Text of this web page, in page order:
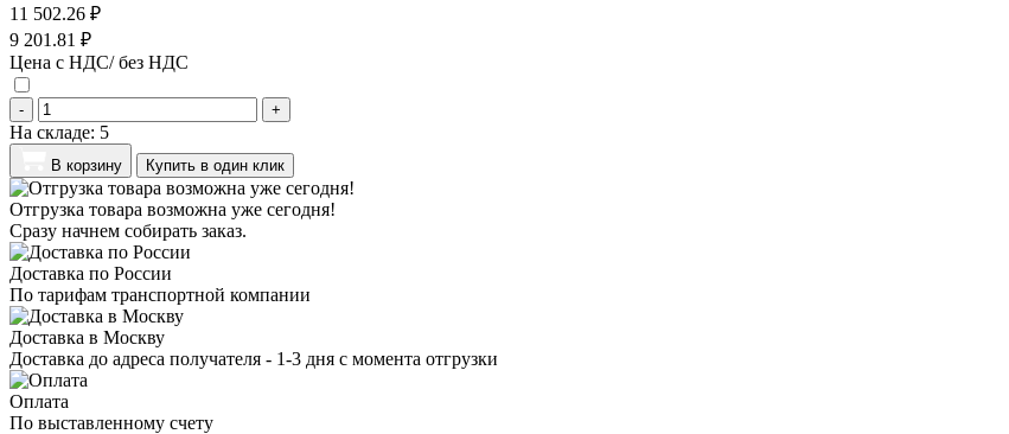
11 502.26 ₽
9 201.81 ₽
Цена с НДС/ без НДС
- +
На складе: 5
В корзину Купить в один клик
Отгрузка товара возможна уже сегодня!
Сразу начнем собирать заказ.
Доставка по России
По тарифам транспортной компании
Доставка в Москву
Доставка до адреса получателя - 1-3 дня с момента отгрузки
Оплата
По выставленному счету